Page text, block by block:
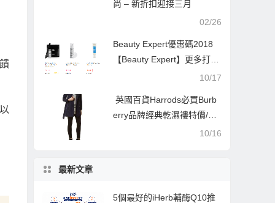
尚 – 新折扣迎接三月
02/26
Beauty Expert優惠碼2018
【Beauty Expert】更多打折
10/17
英國百貨Harrods必買Burb
erry品牌經典乾濕褸特價/優
10/16
最新文章
5個最好的iHerb輔酶Q10推